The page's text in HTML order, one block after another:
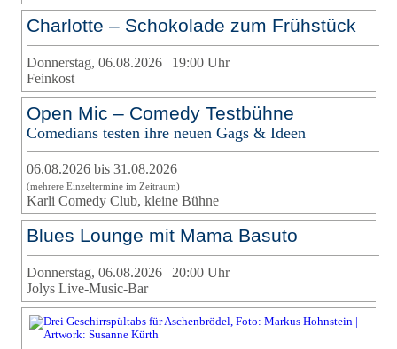
Charlotte – Schokolade zum Frühstück
Donnerstag, 06.08.2026 | 19:00 Uhr
Feinkost
Open Mic – Comedy Testbühne
Comedians testen ihre neuen Gags & Ideen
06.08.2026 bis 31.08.2026
(mehrere Einzeltermine im Zeitraum)
Karli Comedy Club, kleine Bühne
Blues Lounge mit Mama Basuto
Donnerstag, 06.08.2026 | 20:00 Uhr
Jolys Live-Music-Bar